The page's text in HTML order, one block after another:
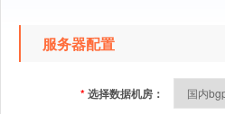
服务器配置
*选择数据机房：